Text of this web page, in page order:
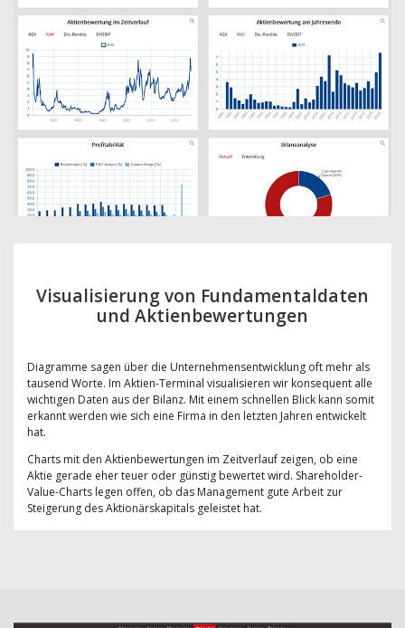
Visualisierung von Fundamentaldaten
und Aktienbewertungen
Diagramme sagen über die Unternehmensentwicklung oft mehr als
tausend Worte. Im Aktien-Terminal visualisieren wir konsequent alle
wichtigen Daten aus der Bilanz. Mit einem schnellen Blick kann somit
erkannt werden wie sich eine Firma in den letzten Jahren entwickelt
hat.
Charts mit den Aktienbewertungen im Zeitverlauf zeigen, ob eine
Aktie gerade eher teuer oder günstig bewertet wird. Shareholder-
Value-Charts legen offen, ob das Management gute Arbeit zur
Steigerung des Aktionärskapitals geleistet hat.